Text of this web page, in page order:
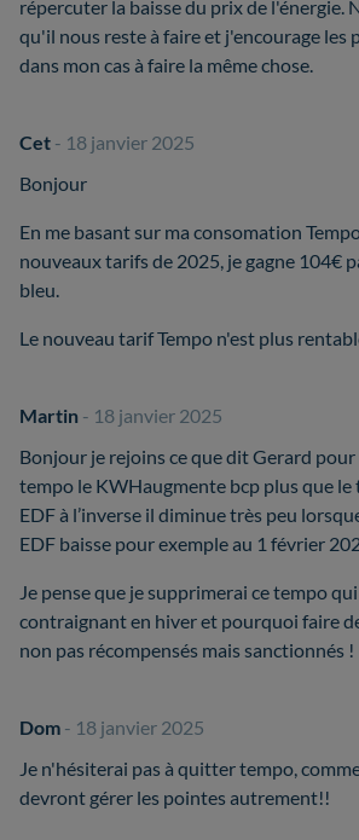
répercuter la baisse du prix de l'énergie.
qu'il nous reste à faire et j'encourage les
dans mon cas à faire la même chose.
Cet - 18 janvier 2025
Bonjour
En me basant sur ma consomation
nouveaux tarifs de 2025, je gagne 104€
bleu.
Le nouveau tarif Tempo n'est plus
Martin - 18 janvier 2025
Bonjour je rejoins ce que dit Gerard
tempo le KWHaugmente bcp plus que
EDF à l’inverse il diminue très peu
EDF baisse pour exemple au 1 février
Je pense que je supprimerai ce tempo
contraignant en hiver et pourquoi faire
non pas récompensés mais sanctionnés !
Dom - 18 janvier 2025
Je n'hésiterai pas à quitter tempo,
devront gérer les pointes autrement!!